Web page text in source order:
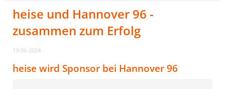
heise und Hannover 96 -
zusammen zum Erfolg
13-06-2024
heise wird Sponsor bei Hannover 96